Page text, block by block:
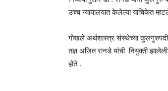
उच्च न्यायालयात केलेल्या याचिकेत
गोखले अर्थशास्त्र संस्थेच्या
तज्ञ अजित रानडे यांची नियुक्ती
होते .